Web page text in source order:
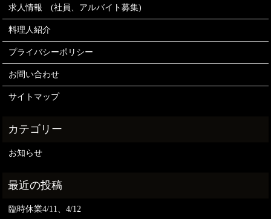
求人情報 (社員、アルバイト募集)
料理人紹介
プライバシーポリシー
お問い合わせ
サイトマップ
お知らせ
臨時休業4/11、4/12